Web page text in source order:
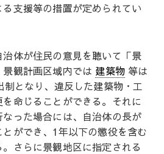
支援等の措置が定められてい
体が住民の意見を聴いて「景
観計画区域内では 建築物 等は
となり、違反した建築物・工
命じることができる。それに
った場合には、自治体の長が
ができ、1年以下の懲役を含む
さらに景観地区に指定される